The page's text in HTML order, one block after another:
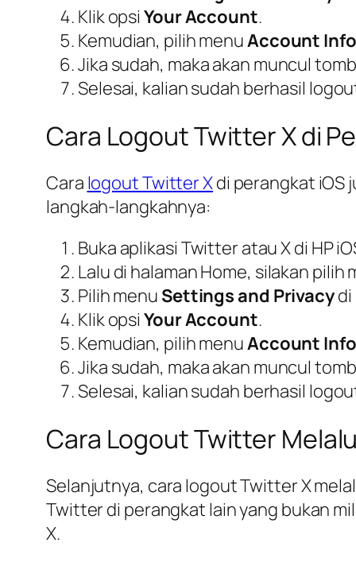
Klik opsi Your Account.
Kemudian, pilih menuAccount
Jika sudah, maka akan muncul
Selesai, kalian sudah berhasil
Cara Logout Twitter X di
Cara logout Twitter Xdi perangkat iOS
langkah-langkahnya:
Buka aplikasi Twitter atau X di HP
Lalu di halaman Home, silakan
Pilih menu Settings and Privacydi
Klik opsi Your Account.
Kemudian, pilih menuAccount
Jika sudah, maka akan muncul
Selesai, kalian sudah berhasil
Cara Logout Twitter
Selanjutnya, cara logout Twitter X
Twitter di perangkat lain yang bukan
X.